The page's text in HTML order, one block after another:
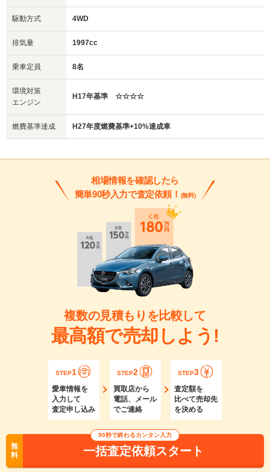
駆動方式 4WD
排気量 1997cc
乗車定員 8名
環境対策
エンジン
H17年基準 ☆☆☆☆
燃費基準達成 H27年度燃費基準+10%達成車
相場情報を確認したら
簡単90秒入力で査定依頼！ (無料)
複数の見積もりを比較して
最高額で売却しよう!
STEP1
愛車情報を
入力して
査定申し込み
STEP2
買取店から
電話、メール
でご連絡
STEP3
査定額を
比べて売却先
を決める
無
料
90秒で終わるカンタン入力
一括査定依頼スタート